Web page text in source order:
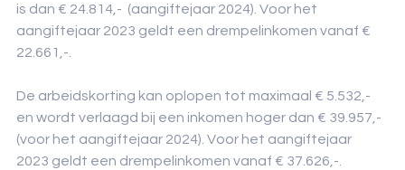
is dan € 24.814,-  (aangiftejaar 2024). Voor het
aangiftejaar 2023 geldt een drempelinkomen vanaf €
22.661,-.
De arbeidskorting kan oplopen tot maximaal € 5.532,-
en wordt verlaagd bij een inkomen hoger dan € 39.957,-
(voor het aangiftejaar 2024). Voor het aangiftejaar
2023 geldt een drempelinkomen vanaf € 37.626,-.